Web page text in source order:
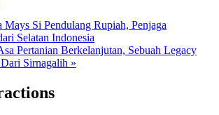
Mays Si Pendulang Rupiah, Penjaga
Selatan Indonesia
Pertanian Berkelanjutan, Sebuah Legacy
Sirnagalih »